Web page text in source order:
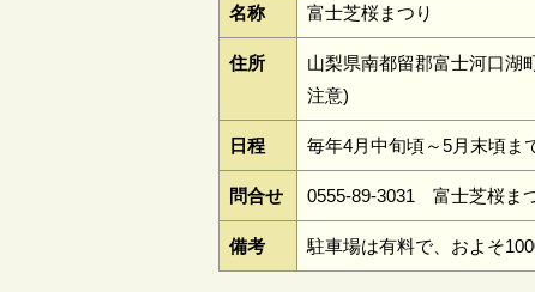
名称 富士芝桜まつり
住所
山梨県南都留郡富士河口
注意)
日程 毎年4月中旬頃～5月末頃ま
問合せ 0555-89-3031 富士芝桜ま
備考 駐車場は有料で、およそ